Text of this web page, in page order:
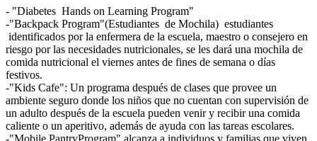
- "Diabetes Hands on Learning Program"
-"Backpack Program"(Estudiantes de Mochila) estudiantes
identificados por la enfermera de la escuela, maestro o consejero en
riesgo por las necesidades nutricionales, se les dará una mochila de
comida nutricional el viernes antes de fines de semana o días
festivos.
-"Kids Cafe": Un programa después de clases que provee un
ambiente seguro donde los niños que no cuentan con supervisión de
un adulto después de la escuela pueden venir y recibir una comida
caliente o un aperitivo, además de ayuda con las tareas escolares.
-"Mobile PantryProgram" alcanza a individuos y familias que viven